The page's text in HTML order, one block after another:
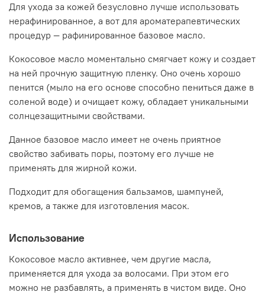
- для приготовления массажных плиток и смесей
- в бальзамах для губ
- при изготовлении масок и бальзамов для волос
- в кремоварении
Для ухода за кожей безусловно лучше использовать
нерафинированное, а вот для ароматерапевтических
процедур — рафинированное базовое масло.
Кокосовое масло моментально смягчает кожу и создает
на ней прочную защитную пленку. Оно очень хорошо
пенится (мыло на его основе способно пениться даже в
соленой воде) и очищает кожу, обладает уникальными
солнцезащитными свойствами.
Данное базовое масло имеет не очень приятное
свойство забивать поры, поэтому его лучше не
применять для жирной кожи.
Подходит для обогащения бальзамов, шампуней,
кремов, а также для изготовления масок.
Использование
Кокосовое масло активнее, чем другие масла,
применяется для ухода за волосами. При этом его
можно не разбавлять, а применять в чистом виде. Оно